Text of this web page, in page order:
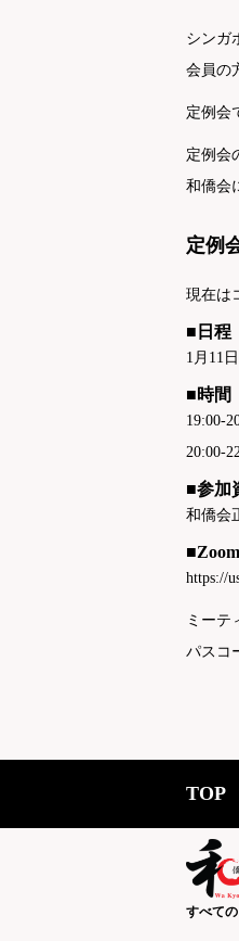
シンガ
会員の
定例会
定例会
和僑会
定例
現在は
■日程
1月11
■時間
19:00-
20:00-
■参加
和僑会
https://
ミーテ
パスコ
TOP
すべて